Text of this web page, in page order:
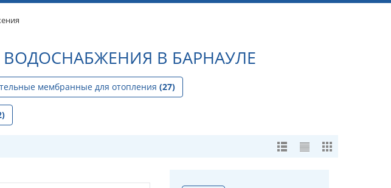
В БАРНАУЛЕ
мембранные для отопления (27)